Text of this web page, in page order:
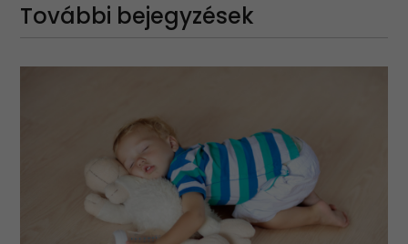
További bejegyzések